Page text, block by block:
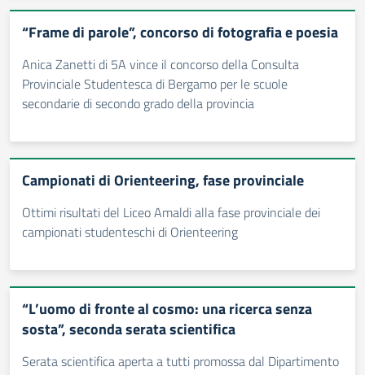
“Frame di parole”, concorso di fotografia e poesia
Anica Zanetti di 5A vince il concorso della Consulta
Provinciale Studentesca di Bergamo per le scuole
secondarie di secondo grado della provincia
Campionati di Orienteering, fase provinciale
Ottimi risultati del Liceo Amaldi alla fase provinciale dei
campionati studenteschi di Orienteering
“L’uomo di fronte al cosmo: una ricerca senza
sosta”, seconda serata scientifica
Serata scientifica aperta a tutti promossa dal Dipartimento